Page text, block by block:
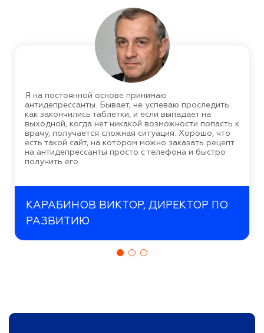
Я на постоянной основе принимаю
антидепрессанты. Бывает, не успеваю проследить
как закончились таблетки, и если выпадает на
выходной, когда нет никакой возможности попасть к
врачу, получается сложная ситуация. Хорошо, что
есть такой сайт, на котором можно заказать рецепт
на антидепрессанты просто с телефона и быстро
получить его.
КАРАБИНОВ ВИКТОР, ДИРЕКТОР ПО
РАЗВИТИЮ